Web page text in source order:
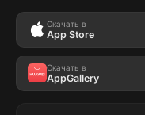
Скачать в
App Store
Скачать в
AppGallery